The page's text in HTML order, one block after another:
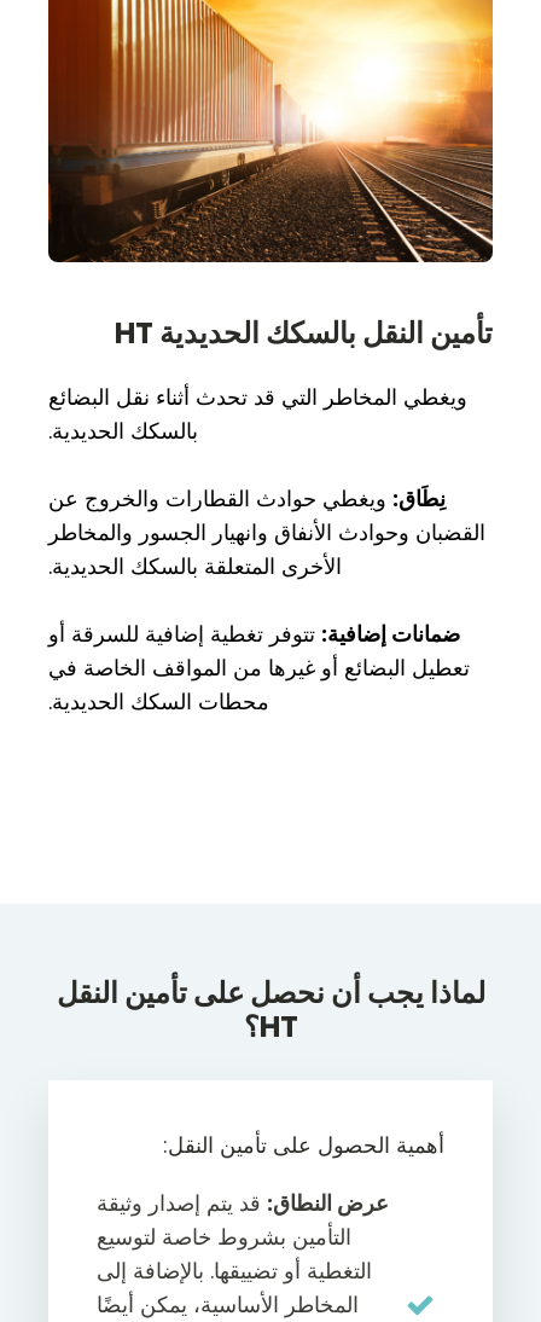
تأمين النقل بالسكك الحديدية HT
ويغطي المخاطر التي قد تحدث أثناء نقل البضائع
بالسكك الحديدية.
نِطَاق: ويغطي حوادث القطارات والخروج عن
القضبان وحوادث الأنفاق وانهيار الجسور والمخاطر
الأخرى المتعلقة بالسكك الحديدية.
ضمانات إضافية: تتوفر تغطية إضافية للسرقة أو
تعطيل البضائع أو غيرها من المواقف الخاصة في
محطات السكك الحديدية.
لماذا يجب أن نحصل على تأمين النقل
HT؟
أهمية الحصول على تأمين النقل:
عرض النطاق: قد يتم إصدار وثيقة
التأمين بشروط خاصة لتوسيع
التغطية أو تضييقها. بالإضافة إلى
المخاطر الأساسية، يمكن أيضًا